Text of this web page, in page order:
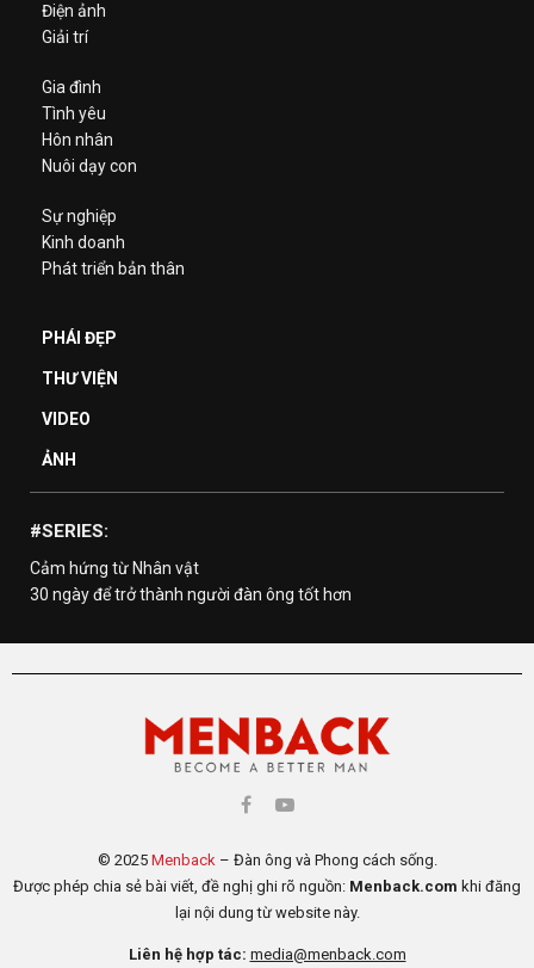
Điện ảnh
Giải trí
Gia đình
Tình yêu
Hôn nhân
Nuôi dạy con
Sự nghiệp
Kinh doanh
Phát triển bản thân
PHÁI ĐẸP
THƯ VIỆN
VIDEO
ẢNH
#SERIES:
Cảm hứng từ Nhân vật
30 ngày để trở thành người đàn ông tốt hơn
© 2025 Menback– Đàn ông và Phong cách sống.
Được phép chia sẻ bài viết, đề nghị ghi rõ nguồn: Menback.com khi đăng
lại nội dung từ website này.
Liên hệ hợp tác: media@menback.com